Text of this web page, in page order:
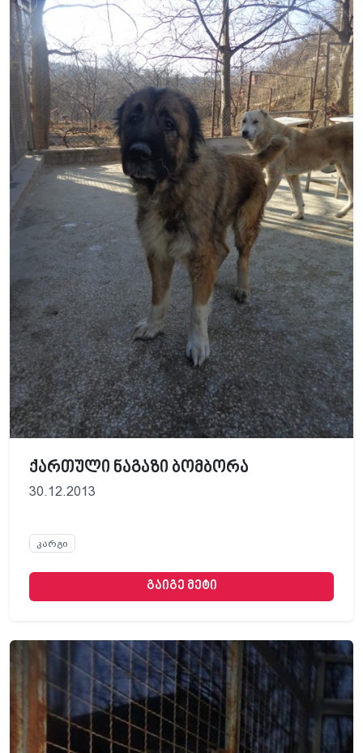
ქართული ნაგაზი ბომბორა
30.12.2013
კარგი
გაიგე მეტი